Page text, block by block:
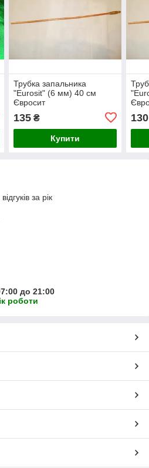
Трубка запальника
"Eurosit" (6 мм) 40 см
Євросит
135₴
Купити
130
за рік
до 21:00
роботи